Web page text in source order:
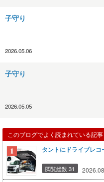
子守り
2026.05.06
子守り
2026.05.05
このブログでよく読まれている記事
タントにドライブレ
閲覧総数 31